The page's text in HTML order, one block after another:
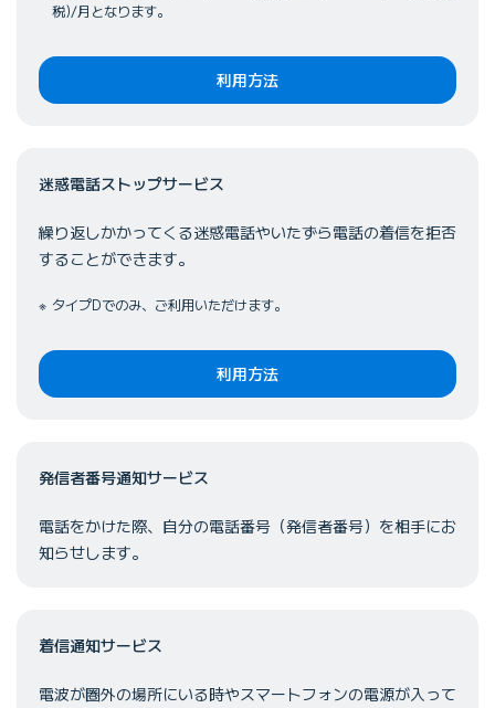
税)/月となります。
利用方法
迷惑電話ストップサービス
繰り返しかかってくる迷惑電話やいたずら電話の着信を拒否
することができます。
タイプDでのみ、ご利用いただけます。
利用方法
発信者番号通知サービス
電話をかけた際、自分の電話番号（発信者番号）を相手にお
知らせします。
着信通知サービス
電波が圏外の場所にいる時やスマートフォンの電源が入って